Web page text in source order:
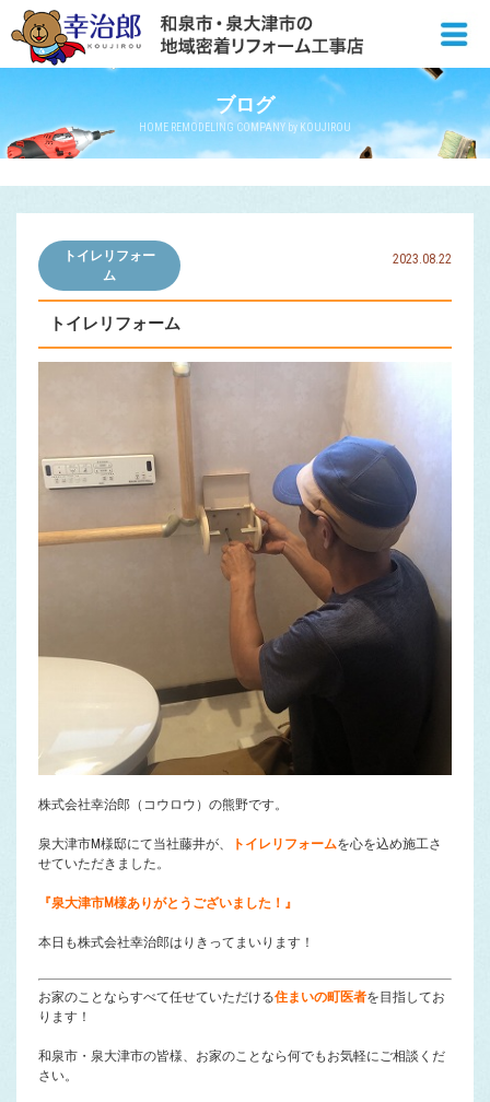
ブログ
HOME REMODELING COMPANY by KOUJIROU
トイレリフォー
ム
2023.08.22
トイレリフォーム
株式会社幸治郎（コウロウ）の熊野です。
泉大津市M様邸にて当社藤井が、 トイレリフォームを心を込め施工さ
せていただきました。
『泉大津市M様ありがとうございました！』
本日も株式会社幸治郎はりきってまいります！
お家のことならすべて任せていただける住まいの町医者を目指してお
ります！
和泉市・泉大津市の皆様、お家のことなら何でもお気軽にご相談くだ
さい。